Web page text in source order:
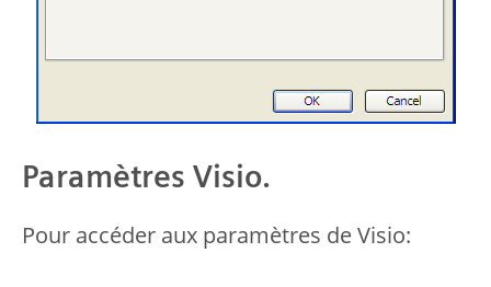
Paramètres Visio.
Pour accéder aux paramètres de Visio: